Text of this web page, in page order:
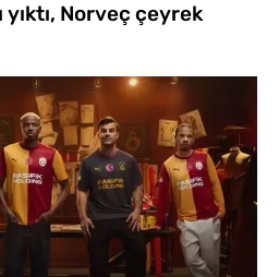
yıktı, Norveç çeyrek